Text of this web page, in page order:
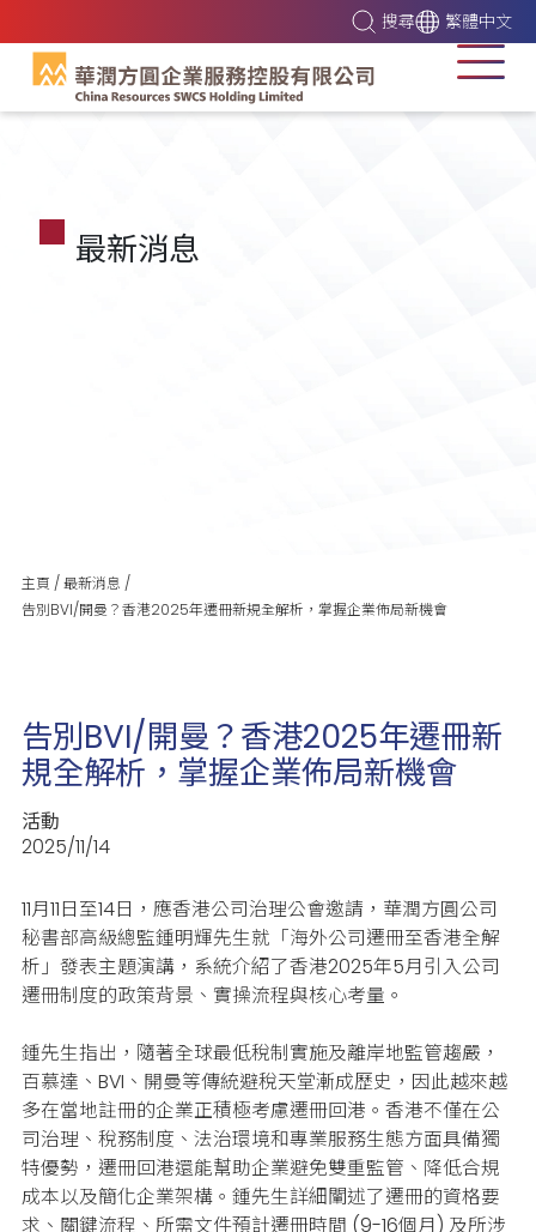
搜尋 繁體中文
最新消息
主頁 /最新消息 /
告別BVI/開曼？香港2025年遷冊新規全解析，掌握企業佈局新機會
告別BVI/開曼？香港2025年遷冊新
規全解析，掌握企業佈局新機會
活動
2025/11/14
11月11日至14日，應香港公司治理公會邀請，華潤方圓公司
秘書部高級總監鍾明輝先生就「海外公司遷冊至香港全解
析」發表主題演講，系統介紹了香港2025年5月引入公司
遷冊制度的政策背景、實操流程與核心考量。
鍾先生指出，隨著全球最低稅制實施及離岸地監管趨嚴，
百慕達、BVI、開曼等傳統避稅天堂漸成歷史，因此越來越
多在當地註冊的企業正積極考慮遷冊回港。 香港不僅在公
司治理、稅務制度、法治環境和專業服務生態方面具備獨
特優勢，遷冊回港還能幫助企業避免雙重監管、降低合規
成本以及簡化企業架構。 鍾先生詳細闡述了遷冊的資格要
求、關鍵流程、所需文件預計遷冊時間 (9-16個月) 及所涉